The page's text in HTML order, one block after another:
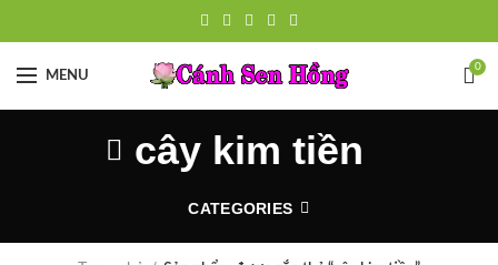
MENU
0
cây kim tiền
CATEGORIES